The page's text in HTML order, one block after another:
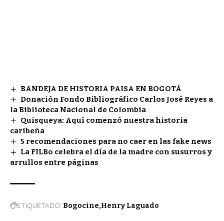
BANDEJA DE HISTORIA PAISA EN BOGOTÁ
Donación Fondo Bibliográfico Carlos José Reyes a
la Biblioteca Nacional de Colombia
Quisqueya: Aquí comenzó nuestra historia
caribeña
5 recomendaciones para no caer en las fake news
La FILBo celebra el día de la madre con susurros y
arrullos entre páginas
ETIQUETADO: Bogocine Henry Laguado